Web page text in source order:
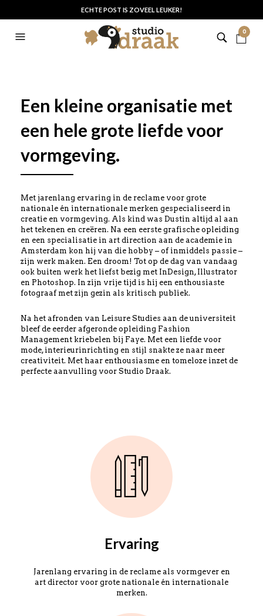
ECHTE POST IS ZOVEEL LEUKER!
0
Een kleine organisatie met
een hele grote liefde voor
vormgeving.
Met jarenlang ervaring in de reclame voor grote
nationale én internationale merken gespecialiseerd in
creatie en vormgeving. Als kind was Dustin altijd al aan
het tekenen en creëren. Na een eerste grafische opleiding
en een specialisatie in art direction aan de academie in
Amsterdam kon hij van die hobby – of inmiddels passie –
zijn werk maken. Een droom! Tot op de dag van vandaag
ook buiten werk het liefst bezig met InDesign, Illustrator
en Photoshop. In zijn vrije tijd is hij een enthousiaste
fotograaf met zijn gezin als kritisch publiek.
Na het afronden van Leisure Studies aan de universiteit
bleef de eerder afgeronde opleiding Fashion
Management kriebelen bij Faye. Met een liefde voor
mode, interieurinrichting en stijl snakte ze naar meer
creativiteit. Met haar enthousiasme en tomeloze inzet de
perfecte aanvulling voor Studio Draak.
Ervaring
Jarenlang ervaring in de reclame als vormgever en
art director voor grote nationale én internationale
merken.